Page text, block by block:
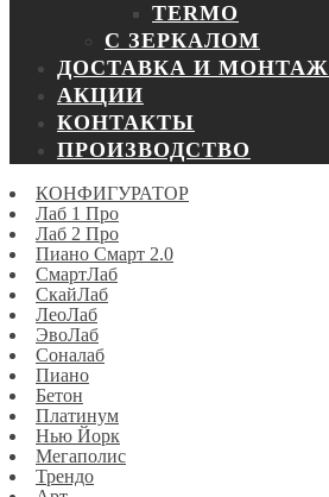
TERMO
С ЗЕРКАЛОМ
ДОСТАВКА И МОНТАЖ
АКЦИИ
КОНТАКТЫ
ПРОИЗВОДСТВО
КОНФИГУРАТОР
Лаб 1 Про
Лаб 2 Про
Пиано Смарт 2.0
СмартЛаб
СкайЛаб
ЛеоЛаб
ЭвоЛаб
Соналаб
Пиано
Бетон
Платинум
Нью Йорк
Мегаполис
Трендо